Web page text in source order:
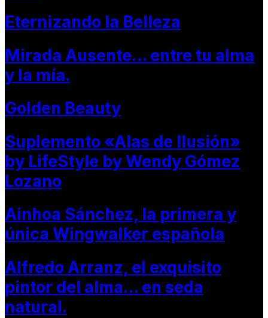
Eternizando la Belleza
Mirada Ausente… entre tu alma
y la mía.
Golden Beauty
Suplemento «Alas de Ilusión»
by LifeStyle by Wendy Gómez
Lozano
Ainhoa Sánchez, la primera y
única Wingwalker española
Alfredo Arranz, el exquisito
pintor del alma… en seda
natural.